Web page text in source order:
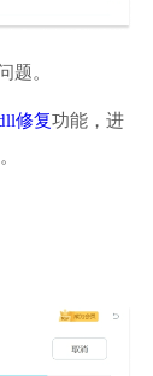
题。
修复功能，进